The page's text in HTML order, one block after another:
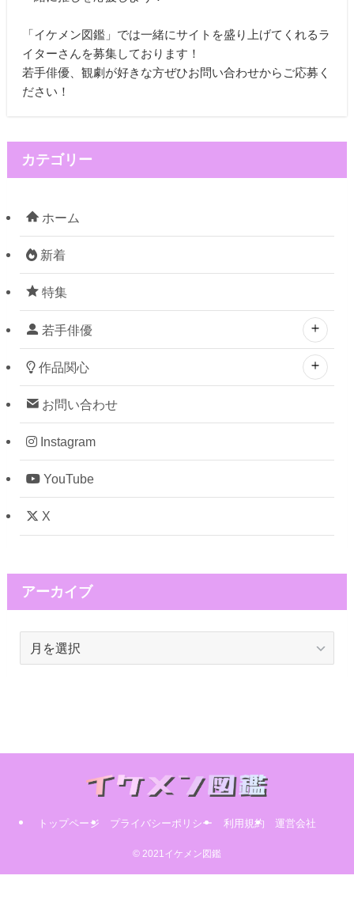
「イケメン図鑑」では一緒にサイトを盛り上げてくれるラ
イターさんを募集しております！
若手俳優、観劇が好きな方ぜひお問い合わせからご応募く
ださい！
カテゴリー
ホーム
新着
特集
若手俳優
作品関心
お問い合わせ
Instagram
YouTube
X
アーカイブ
トップページ プライバシーポリシー 利用規約 運営会社
© 2021イケメン図鑑